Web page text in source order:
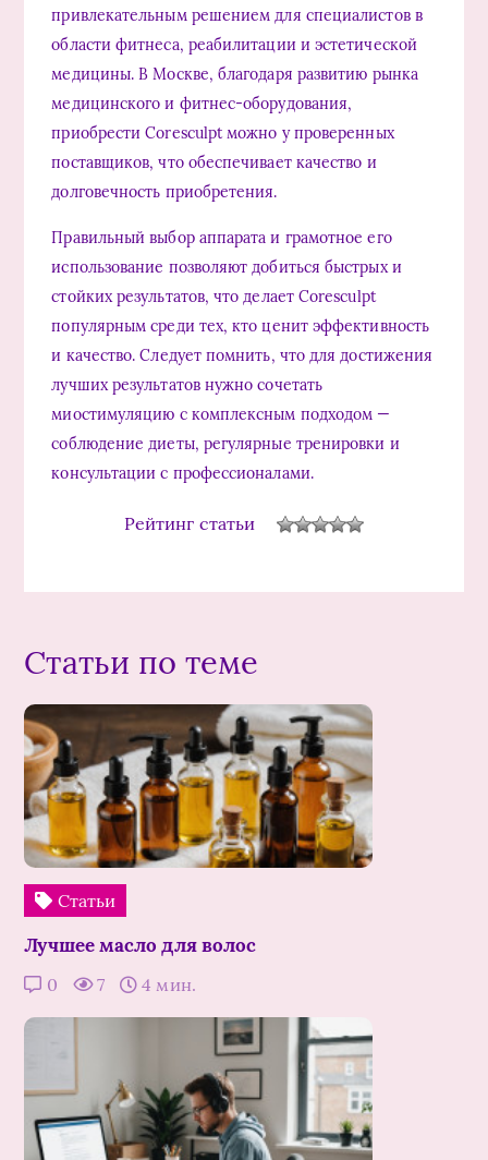
привлекательным решением для специалистов в
области фитнеса, реабилитации и эстетической
медицины. В Москве, благодаря развитию рынка
медицинского и фитнес-оборудования,
приобрести Coresculpt можно у проверенных
поставщиков, что обеспечивает качество и
долговечность приобретения.
Правильный выбор аппарата и грамотное его
использование позволяют добиться быстрых и
стойких результатов, что делает Coresculpt
популярным среди тех, кто ценит эффективность
и качество. Следует помнить, что для достижения
лучших результатов нужно сочетать
миостимуляцию с комплексным подходом —
соблюдение диеты, регулярные тренировки и
консультации с профессионалами.
Рейтинг статьи
Статьи по теме
Статьи
Лучшее масло для волос
0 7 4 мин.